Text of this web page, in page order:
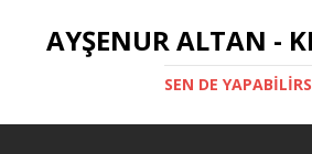
AYŞENUR ALTAN -
SEN DE